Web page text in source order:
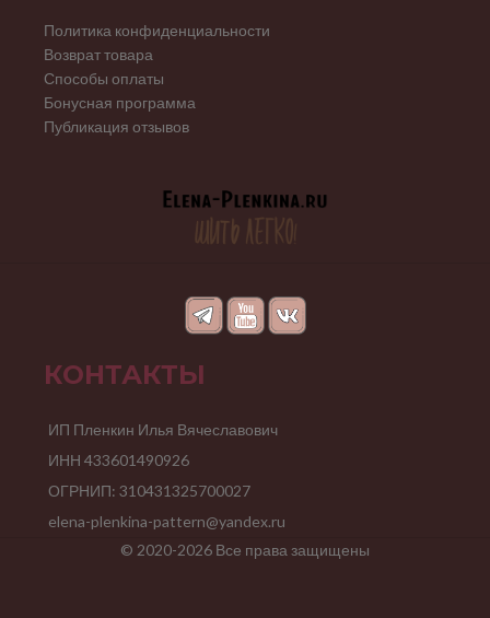
Политика конфиденциальности
Возврат товара
Способы оплаты
Бонусная программа
Публикация отзывов
КОНТАКТЫ
ИП Пленкин Илья Вячеславович
ИНН 433601490926
ОГРНИП: 310431325700027
elena-plenkina-pattern@yandex.ru
© 2020-2026 Все права защищены